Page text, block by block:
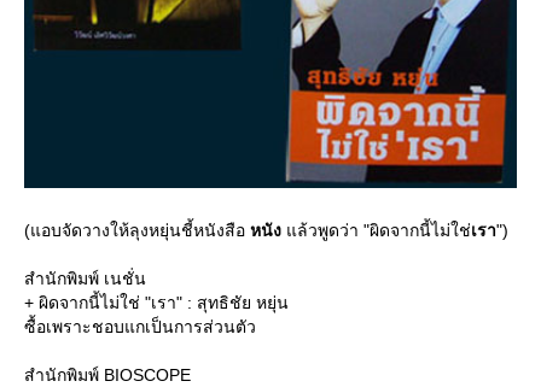
(แอบจัดวางให้ลุงหยุ่นชี้หนังสือ หนัง ล้วพูดว่า "ผิดจากนี้ไม่ใช่เรา")
สำนักพิมพ์ เนชั่น
+ ผิดจากนี้ไม่ใช่ "เรา" : สุทธิชัย หยุ่น
ซื้อเพราะชอบแกเป็นการส่วนตัว
สำนักพิมพ์ BIOSCOPE